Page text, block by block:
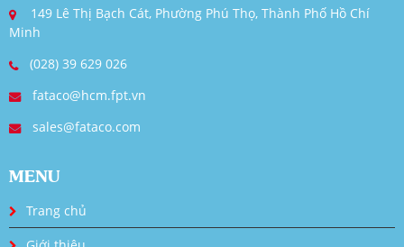
149 Lê Thị Bạch Cát, Phường Phú Thọ, Thành Phố Hồ Chí
Minh
(028) 39 629 026
fataco@hcm.fpt.vn
sales@fataco.com
MENU
Trang chủ